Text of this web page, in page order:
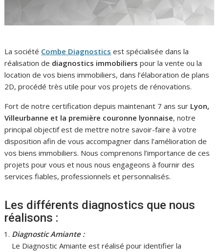
La société Combe Diagnostics est spécialisée dans la
réalisation de diagnostics immobiliers pour la vente ou la
location de vos biens immobiliers, dans l’élaboration de plans
2D, procédé très utile pour vos projets de rénovations.
Fort de notre certification depuis maintenant 7 ans sur Lyon,
Villeurbanne et la première couronne lyonnaise, notre
principal objectif est de mettre notre savoir-faire à votre
disposition afin de vous accompagner dans l’amélioration de
vos biens immobiliers. Nous comprenons l’importance de ces
projets pour vous et nous nous engageons à fournir des
services fiables, professionnels et personnalisés.
Les différents diagnostics que nous
réalisons :
Diagnostic Amiante :
Le Diagnostic Amiante est réalisé pour identifier la